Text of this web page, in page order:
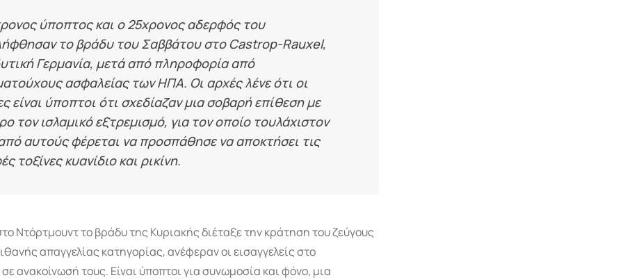
ύποπτος και ο 25χρονος αδερφός του
το βράδυ του Σαββάτου στο Castrop-Rauxel,
Γερμανία, μετά από πληροφορία από
ασφαλείας των ΗΠΑ. Οι αρχές λένε ότι οι
είναι ύποπτοι ότι σχεδίαζαν μια σοβαρή επίθεση με
τον ισλαμικό εξτρεμισμό, για τον οποίο τουλάχιστον
αυτούς φέρεται να προσπάθησε να αποκτήσει τις
τοξίνες κυανίδιο και ρικίνη.
Ντόρτμουντ το βράδυ της Κυριακής διέταξε την κράτηση του ζεύγους
απαγγελίας κατηγορίας, ανέφεραν οι εισαγγελείς στο
ανακοίνωσή τους. Είναι ύποπτοι για συνωμοσία και φόνο, μια